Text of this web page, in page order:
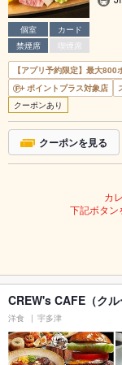
個室
カード
禁煙席
喫煙席
【アプリ予約限定】最大800
ポイントプラス対象店
クーポンあり
クーポンを見る
カ
下記ボタン
CREW's CAFE（クル
洋食 宇多津